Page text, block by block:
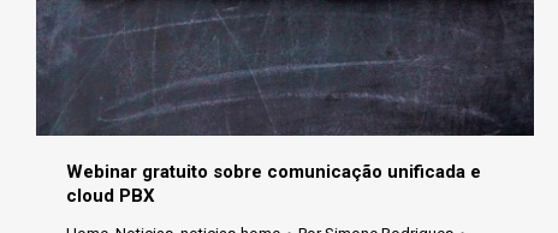
Webinar gratuito sobre comunicação unificada e
cloud PBX